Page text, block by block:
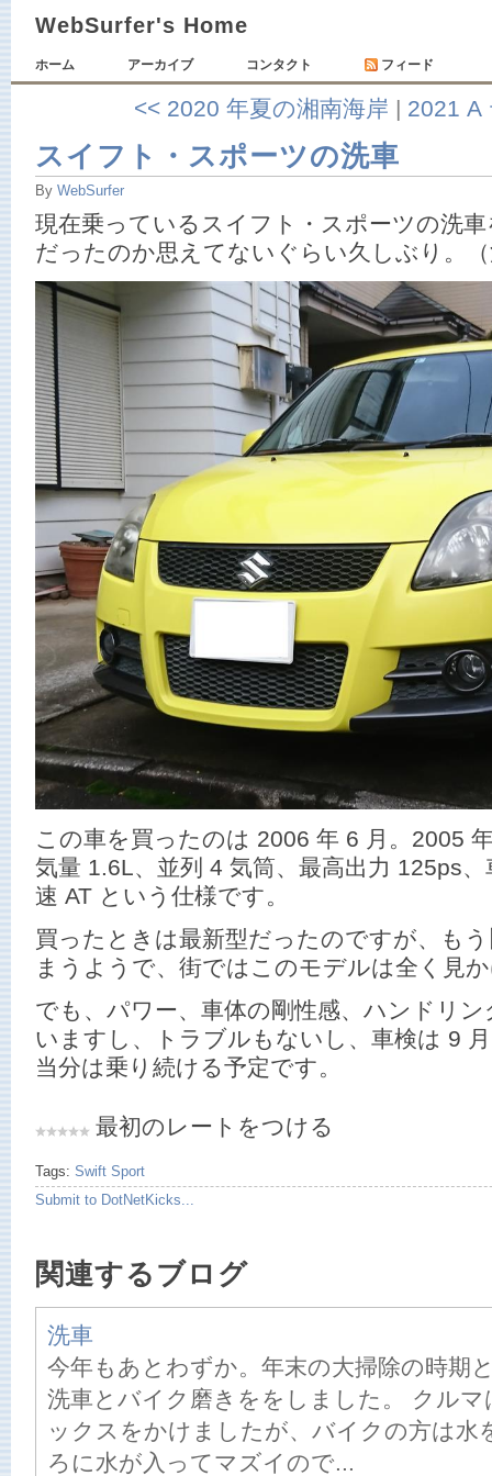
WebSurfer's Home
ホーム アーカイブ コンタクト フィード
<< 2020 年夏の湘南海岸 | 2021 A
スイフト・スポーツの洗車
By WebSurfer
現在乗っているスイフト・スポーツの洗
だったのか思えてないぐらい久しぶり。
この車を買ったのは 2006 年 6 月。2005
気量 1.6L、並列 4 気筒、最高出力 125ps
速 AT という仕様です。
買ったときは最新型だったのですが、も
まうようで、街ではこのモデルは全く見
でも、パワー、車体の剛性感、ハンドリ
いますし、トラブルもないし、車検は 9
当分は乗り続ける予定です。
最初のレートをつける
Tags: Swift Sport
Submit to DotNetKicks...
関連するブログ
洗車
今年もあとわずか。年末の大掃除の時期
洗車とバイク磨きををしました。 クル
ックスをかけましたが、バイクの方は水
ろに水が入ってマズイので...